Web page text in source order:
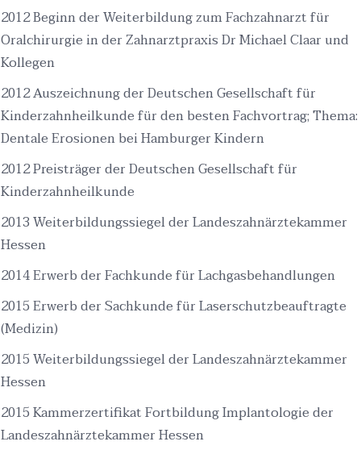
2012 Beginn der Weiterbildung zum Fachzahnarzt für
Oralchirurgie in der Zahnarztpraxis Dr Michael Claar und
Kollegen
2012 Auszeichnung der Deutschen Gesellschaft für
Kinderzahnheilkunde für den besten Fachvortrag; Thema:
Dentale Erosionen bei Hamburger Kindern
2012 Preisträger der Deutschen Gesellschaft für
Kinderzahnheilkunde
2013 Weiterbildungssiegel der Landeszahnärztekammer
Hessen
2014 Erwerb der Fachkunde für Lachgasbehandlungen
2015 Erwerb der Sachkunde für Laserschutzbeauftragte
(Medizin)
2015 Weiterbildungssiegel der Landeszahnärztekammer
Hessen
2015 Kammerzertifikat Fortbildung Implantologie der
Landeszahnärztekammer Hessen